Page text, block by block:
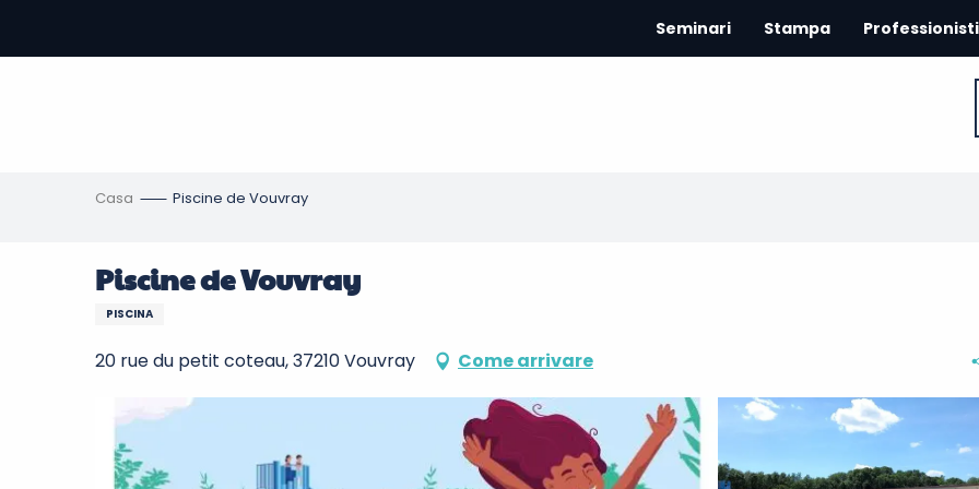
contenu
Seminari Stampa
Casa Piscine de Vouvray
Piscine de Vouvray
PISCINA
20 rue du petit coteau, 37210 Vouvray Come arrivare